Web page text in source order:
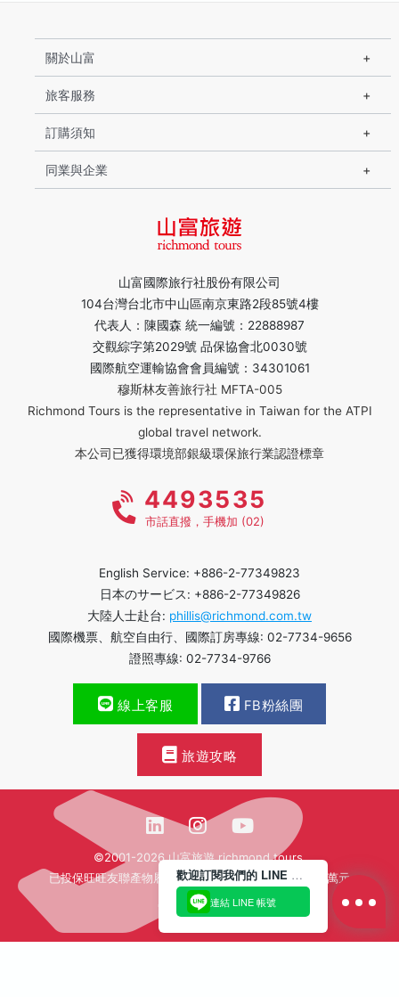
山富國際旅行社股份有限公司
104台灣台北市中山區南京東路2段85號4樓
代表人：陳國森 統一編號：22888987
交觀綜字第2029號 品保協會北0030號
國際航空運輸協會會員編號：34301061
穆斯林友善旅行社 MFTA-005
Richmond Tours is the representative in Taiwan for the ATPI
global travel network.
本公司已獲得環境部銀級環保旅行業認證標章
關於山富
旅客服務
訂購須知
同業與企業
4493535
市話直撥，手機加 (02)
English Service: +886-2-77349823
日本のサービス: +886-2-77349826
大陸人士赴台: phillis@richmond.com.tw
國際機票、航空自由行、國際訂房專線: 02-7734-9656
證照專線: 02-7734-9766
線上客服 FB粉絲團
旅遊攻略
©2001-2026 山富旅遊 richmond tours.
已投保旺旺友聯產物履約保證保險新台幣壹億貳仟肆佰萬元
繁體中文
歡迎訂閱我們的 LINE 官方帳號
連結 LINE 帳號